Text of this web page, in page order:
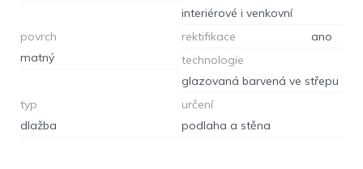
interiérové i venkovní
povrch
matný
rektifikace
ano
technologie
glazovaná barvená ve střepu
typ
dlažba
určení
podlaha a stěna